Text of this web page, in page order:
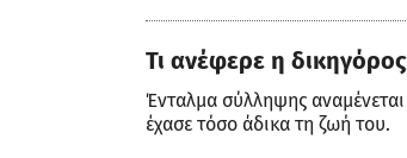
Τι ανέφερε η
Ένταλμα σύλληψης
έχασε τόσο άδικα τη ζωή του.